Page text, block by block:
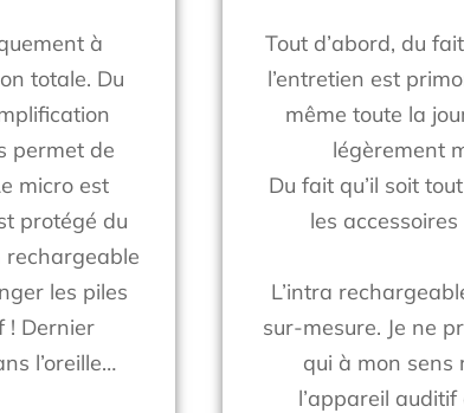
à
totale. Du
permet de
micro est
protégé du
rechargeable
les piles
! Dernier
l’oreille…
Tout d’abord, du
l’entretien est
même toute la
légèrement
Du fait qu’il soit
les
L’intra
sur-mesure. Je ne
qui à mon sens
l’appareil